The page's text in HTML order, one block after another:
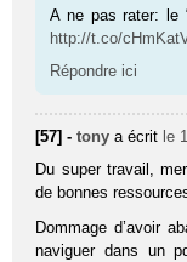
A ne pas rater: le
http://t.co/
Répondre ici
[57] -tony a écrit le
Du super travail,
de bonnes
Dommage d’avoir
naviguer dans un